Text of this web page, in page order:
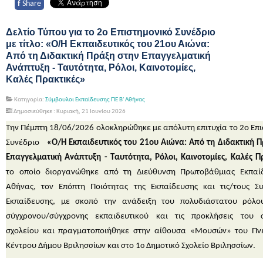
f Share
Δελτίο Τύπου για το 2ο Επιστημονικό Συνέδριο
με τίτλο: «Ο/Η Εκπαιδευτικός του 21ου Αιώνα:
Από τη Διδακτική Πράξη στην Επαγγελματική
Ανάπτυξη - Ταυτότητα, Ρόλοι, Καινοτομίες,
Καλές Πρακτικές»
Κατηγορία: Σύμβουλοι Εκπαίδευσης ΠΕ Β' Αθήνας
Δημοσιεύθηκε : Κυριακή, 21 Ιουνίου 2026
Την Πέμπτη 18/06/2026 ολοκληρώθηκε με απόλυτη επιτυχία το 2ο
Συνέδριο
«Ο/Η Εκπαιδευτικός του 21ου Αιώνα: Από τη Διδακτική
Επαγγελματική Ανάπτυξη - Ταυτότητα, Ρόλοι, Καινοτομίες, Καλές
το οποίο διοργανώθηκε από τη Διεύθυνση Πρωτοβάθμιας
Αθήνας, τον Επόπτη Ποιότητας της Εκπαίδευσης και τις/τους
Εκπαίδευσης, με σκοπό την ανάδειξη του πολυδιάστατου
σύγχρονου/σύγχρονης εκπαιδευτικού και τις προκλήσεις του
σχολείου και πραγματοποιήθηκε στην αίθουσα «Μουσών» του
Κέντρου Δήμου Βριλησσίων και στο 1ο Δημοτικό Σχολείο Βριλησσίων.